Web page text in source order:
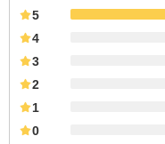
5
4
3
2
1
0